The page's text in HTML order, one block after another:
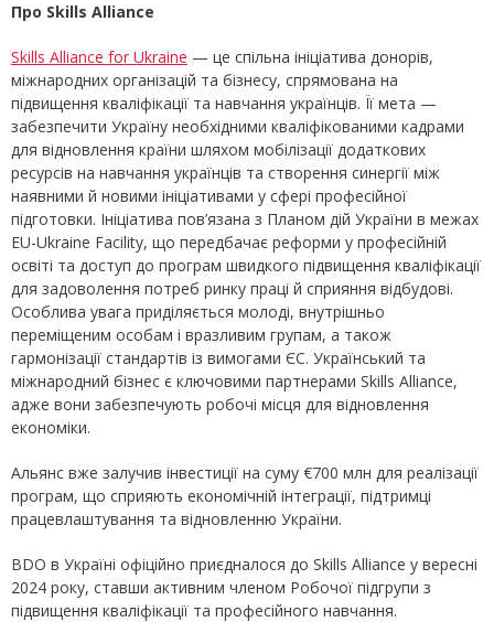
Про Skills Alliance
Skills Alliance for Ukraine — це спільна ініціатива донорів,
міжнародних організацій та бізнесу, спрямована на
підвищення кваліфікації та навчання українців. Її мета —
забезпечити Україну необхідними кваліфікованими кадрами
для відновлення країни шляхом мобілізації додаткових
ресурсів на навчання українців та створення синергії між
наявними й новими ініціативами у сфері професійної
підготовки. Ініціатива пов’язана з Планом дій України в межах
EU-Ukraine Facility, що передбачає реформи у професійній
освіті та доступ до програм швидкого підвищення кваліфікації
для задоволення потреб ринку праці й сприяння відбудові.
Особлива увага приділяється молоді, внутрішньо
переміщеним особам і вразливим групам, а також
гармонізації стандартів із вимогами ЄС. Український та
міжнародний бізнес є ключовими партнерами Skills Alliance,
адже вони забезпечують робочі місця для відновлення
економіки.
Альянс вже залучив інвестиції на суму €700 млн для реалізації
програм, що сприяють економічній інтеграції, підтримці
працевлаштування та відновленню України.
BDO в Україні офіційно приєдналося до Skills Alliance у вересні
2024 року, ставши активним членом Робочої підгрупи з
підвищення кваліфікації та професійного навчання.